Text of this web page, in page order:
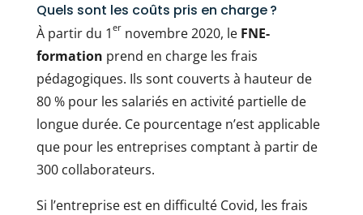
Quels sont les coûts pris en charge ?
À partir du 1 er novembre 2020, le FNE-
formation prend en charge les frais
pédagogiques. Ils sont couverts à hauteur de
80 % pour les salariés en activité partielle de
longue durée. Ce pourcentage n’est applicable
que pour les entreprises comptant à partir de
300 collaborateurs.
Si l’entreprise est en difficulté Covid, les frais